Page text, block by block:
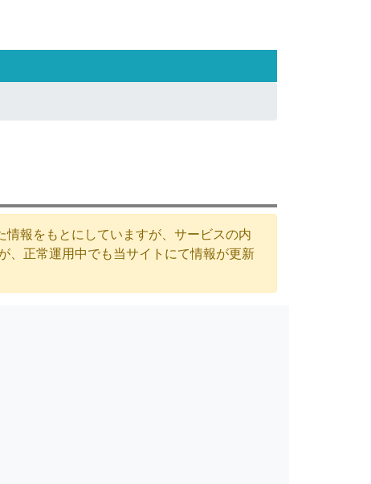
報をもとにしていますが、サービスの内
、正常運用中でも当サイトにて情報が更新